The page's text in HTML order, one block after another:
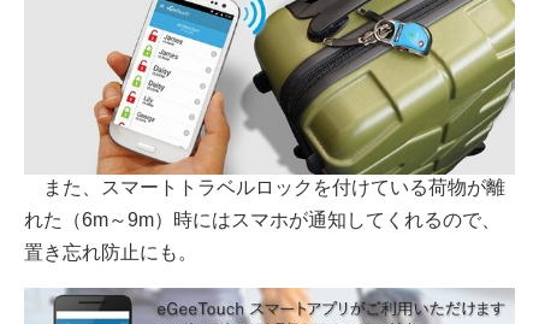
また、スマートトラベルロックを付けている荷物が離
れた（6m～9m）時にはスマホが通知してくれるので、
置き忘れ防止にも。